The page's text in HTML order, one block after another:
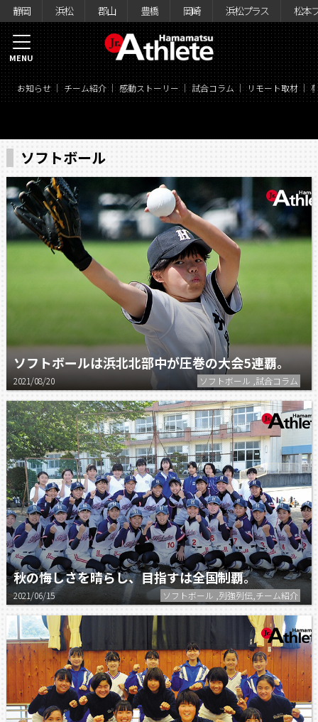
静岡 浜松 郡山 豊橋 岡崎 浜松プラス 松本
お知らせ チーム紹介 感動ストーリー 試合コラム リモート取材
MENU
ソフトボール
ソフトボールは浜北北部中が圧巻の大会5連覇。
2021/08/20 ソフトボール ,試合コラム
秋の悔しさを晴らし、目指すは全国制覇。
2021/06/15 ソフトボール ,列強列伝,チーム紹介